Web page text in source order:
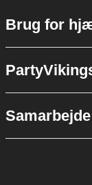
Brug for
Samarbejde